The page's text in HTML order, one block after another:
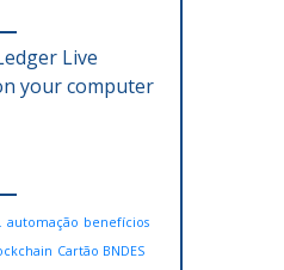
Live
your computer
automação benefícios
Cartão BNDES